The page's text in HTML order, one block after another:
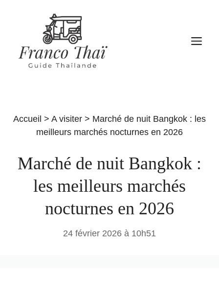
Accueil > A visiter > Marché de nuit Bangkok : les
meilleurs marchés nocturnes en 2026
Marché de nuit Bangkok :
les meilleurs marchés
nocturnes en 2026
24 février 2026 à 10h51